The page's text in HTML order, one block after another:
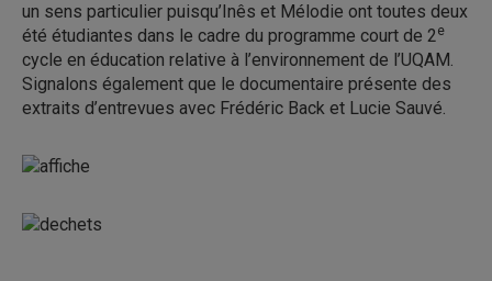
un sens particulier puisqu’Inês et Mélodie ont toutes deux
été étudiantes dans le cadre du programme court de 2e
cycle en éducation relative à l’environnement de l’UQAM.
Signalons également que le documentaire présente des
extraits d’entrevues avec Frédéric Back et Lucie Sauvé.